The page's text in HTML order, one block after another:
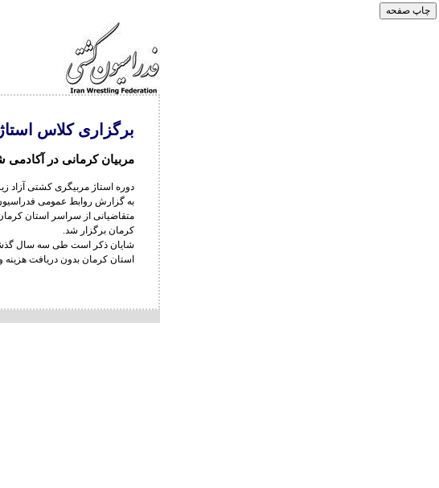
برگزاری کلاس
مربیان کرمانی در
دوره استاژ مربیگری کشتی آزاد
به گزارش روابط عمومی
متقاضیانی از سراسر استان
کرمان برگزار شد.
شایان ذکر است طی سه سال
استان کرمان بدون دریافت